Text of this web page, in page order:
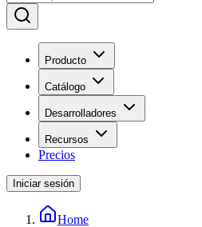
Producto
Catálogo
Desarrolladores
Recursos
Precios
Iniciar sesión
Home